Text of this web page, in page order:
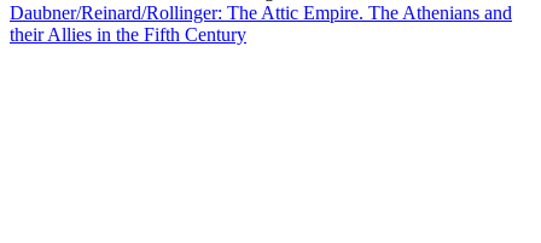
Daubner/Reinard/Rollinger: The Attic Empire. The Athenians and
their Allies in the Fifth Century